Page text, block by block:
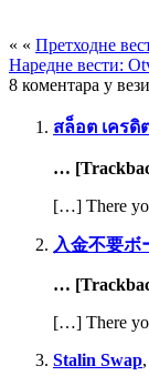
« « Претходне
Наредне вести:
8 коментара у
สล็อต เครดิ
…
[…] There
入金不要ボ
…
[…] There
Stalin Swap,